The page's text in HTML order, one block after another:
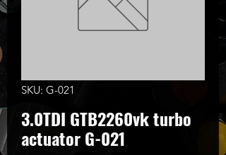
SKU: G-021
3.0TDI GTB2260vk turbo
actuator G-021